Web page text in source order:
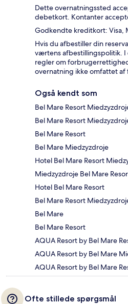
Dette overnatningssted
debetkort. Kontanter
Godkendte kreditkort: Visa,
Hvis du afbestiller din
værtens afbestillingspolitik. I
regler om
overnatning ikke omfattet
Også kendt som
Bel Mare Resort
Bel Mare Resort
Bel Mare Resort
Bel Mare Miedzyzdroje
Hotel Bel Mare Resort
Miedzyzdroje Bel Mare
Hotel Bel Mare Resort
Bel Mare Resort
Bel Mare
Bel Mare Resort
AQUA Resort by Bel Mare
AQUA Resort by Bel Mare
AQUA Resort by Bel Mare
Ofte stillede spørgsmål